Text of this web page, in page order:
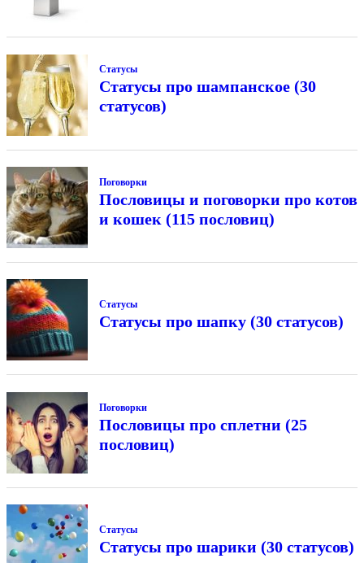
Статусы
Статусы про шампанское (30
статусов)
Поговорки
Пословицы и поговорки про котов
и кошек (115 пословиц)
Статусы
Статусы про шапку (30 статусов)
Поговорки
Пословицы про сплетни (25
пословиц)
Статусы
Статусы про шарики (30 статусов)